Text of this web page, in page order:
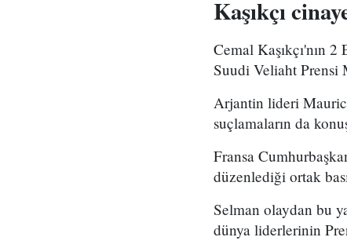
Kaşıkçı
Cemal Kaşıkçı'nın
Suudi Veliaht Prensi
Arjantin lideri
suçlamaların da
Fransa
düzenlediği ortak
Selman olaydan bu
dünya liderlerinin